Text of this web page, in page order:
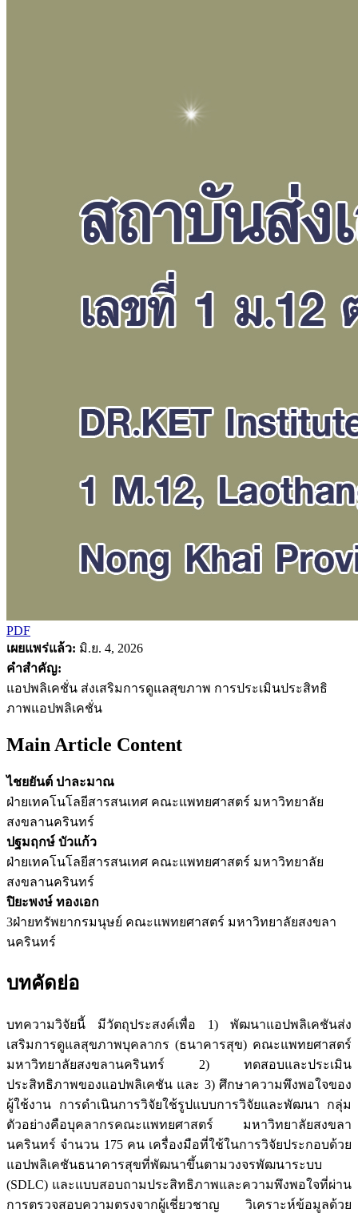
PDF
เผยแพร่แล้ว: มิ.ย. 4, 2026
คำสำคัญ:
แอปพลิเคชั่น ส่งเสริมการดูแลสุขภาพ การประเมินประสิทธิ
ภาพแอปพลิเคชั่น
Main Article Content
ไชยยันต์ ปาละมาณ
ฝ่ายเทคโนโลยีสารสนเทศ คณะแพทยศาสตร์ มหาวิทยาลัย
สงขลานครินทร์
ปฐมฤกษ์ บัวแก้ว
ฝ่ายเทคโนโลยีสารสนเทศ คณะแพทยศาสตร์ มหาวิทยาลัย
สงขลานครินทร์
ปิยะพงษ์ ทองเอก
3ฝ่ายทรัพยากรมนุษย์ คณะแพทยศาสตร์ มหาวิทยาลัยสงขลา
นครินทร์
บทคัดย่อ
บทความวิจัยนี้ มีวัตถุประสงค์เพื่อ 1) พัฒนาแอปพลิเคชันส่ง
เสริมการดูแลสุขภาพบุคลากร (ธนาคารสุข) คณะแพทยศาสตร์
มหาวิทยาลัยสงขลานครินทร์ 2) ทดสอบและประเมิน
ประสิทธิภาพของแอปพลิเคชัน และ 3) ศึกษาความพึงพอใจของ
ผู้ใช้งาน การดำเนินการวิจัยใช้รูปแบบการวิจัยและพัฒนา กลุ่ม
ตัวอย่างคือบุคลากรคณะแพทยศาสตร์ มหาวิทยาลัยสงขลา
นครินทร์ จำนวน 175 คน เครื่องมือที่ใช้ในการวิจัยประกอบด้วย
แอปพลิเคชันธนาคารสุขที่พัฒนาขึ้นตามวงจรพัฒนาระบบ
(SDLC) และแบบสอบถามประสิทธิภาพและความพึงพอใจที่ผ่าน
การตรวจสอบความตรงจากผู้เชี่ยวชาญ วิเคราะห์ข้อมูลด้วย